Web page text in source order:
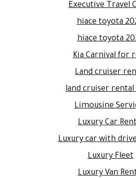
Executive Travel
hiace toyota
hiace toyota
Kia Carnival for
Land cruiser
land cruiser rental
Limousine
Luxury Car
Luxury car with
Luxury Fleet
Luxury Van